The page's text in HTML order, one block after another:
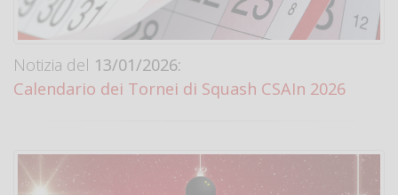
Notizia del 13/01/2026:
Calendario dei Tornei di Squash CSAIn 2026